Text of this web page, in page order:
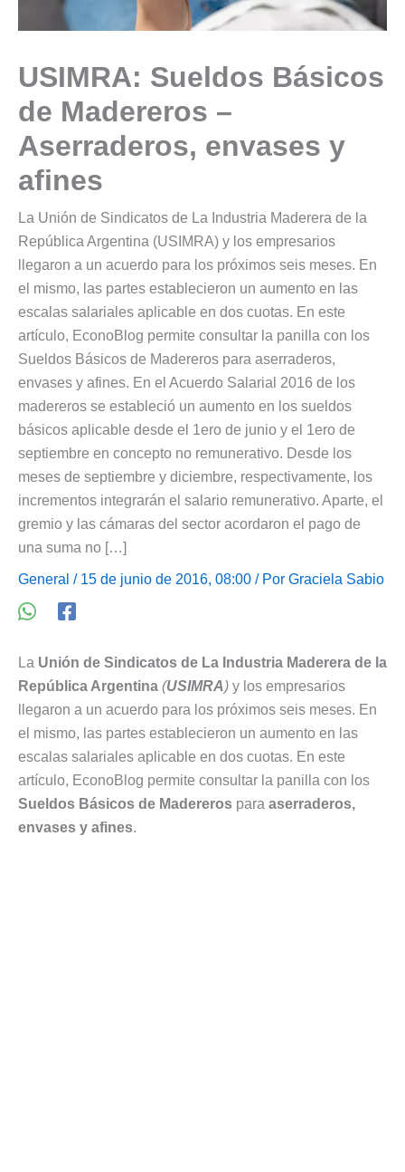
USIMRA: Sueldos Básicos
de Madereros –
Aserraderos, envases y
afines
La Unión de Sindicatos de La Industria Maderera de la
República Argentina (USIMRA) y los empresarios
llegaron a un acuerdo para los próximos seis meses. En
el mismo, las partes establecieron un aumento en las
escalas salariales aplicable en dos cuotas. En este
artículo, EconoBlog permite consultar la panilla con los
Sueldos Básicos de Madereros para aserraderos,
envases y afines. En el Acuerdo Salarial 2016 de los
madereros se estableció un aumento en los sueldos
básicos aplicable desde el 1ero de junio y el 1ero de
septiembre en concepto no remunerativo. Desde los
meses de septiembre y diciembre, respectivamente, los
incrementos integrarán el salario remunerativo. Aparte, el
gremio y las cámaras del sector acordaron el pago de
una suma no […]
General / 15 de junio de 2016, 08:00 / Por Graciela Sabio
La Unión de Sindicatos de La Industria Maderera de la
República Argentina (USIMRA) y los empresarios
llegaron a un acuerdo para los próximos seis meses. En
el mismo, las partes establecieron un aumento en las
escalas salariales aplicable en dos cuotas. En este
artículo, EconoBlog permite consultar la panilla con los
Sueldos Básicos de Madereros para aserraderos,
envases y afines.